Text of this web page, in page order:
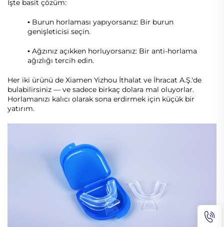
İşte basit çözüm:
▪ Burun horlaması yapıyorsanız: Bir burun
genişleticisi seçin.
▪ Ağzınız açıkken horluyorsanız: Bir anti-horlama
ağızlığı tercih edin.
Her iki ürünü de Xiamen Yizhou İthalat ve İhracat A.Ş.'de
bulabilirsiniz — ve sadece birkaç dolara mal oluyorlar.
Horlamanızı kalıcı olarak sona erdirmek için küçük bir
yatırım.